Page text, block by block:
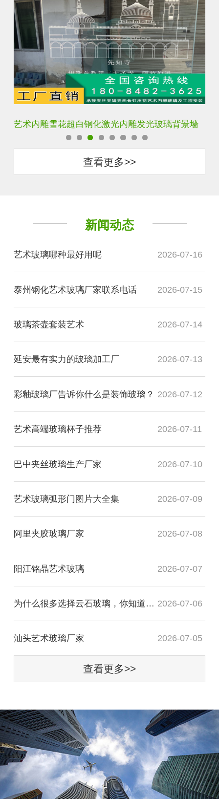
艺术内雕雪花超白钢化激光内雕发光玻璃背景墙
查看更多>>
新闻动态
艺术玻璃哪种最好用呢 2026-07-16
泰州钢化艺术玻璃厂家联系电话 2026-07-15
玻璃茶壶套装艺术 2026-07-14
延安最有实力的玻璃加工厂 2026-07-13
彩釉玻璃厂告诉你什么是装饰玻璃？ 2026-07-12
艺术高端玻璃杯子推荐 2026-07-11
巴中夹丝玻璃生产厂家 2026-07-10
艺术玻璃弧形门图片大全集 2026-07-09
阿里夹胶玻璃厂家 2026-07-08
阳江铭晶艺术玻璃 2026-07-07
为什么很多选择云石玻璃，你知道有什么用处吗？ 2026-07-06
汕头艺术玻璃厂家 2026-07-05
查看更多>>